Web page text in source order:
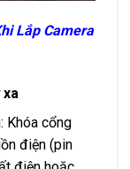
Lắp Camera
xa
Khóa cổng
điện (pin